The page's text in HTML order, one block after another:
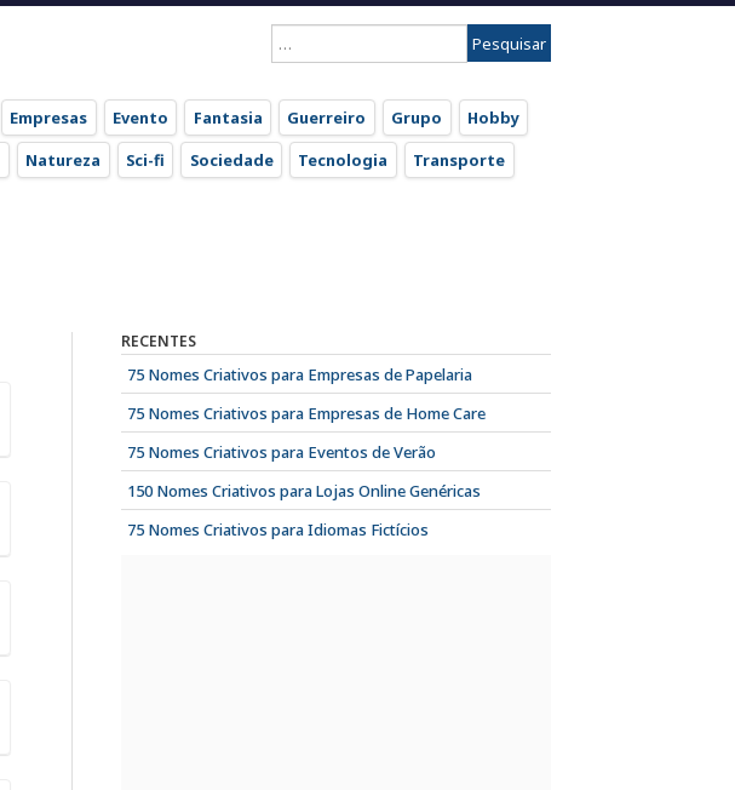
por:
Empresas Evento Fantasia Guerreiro Grupo
Hobby
Natureza Sci-fi Sociedade Tecnologia Transporte
RECENTES
75 Nomes Criativos para Empresas de Papelaria
75 Nomes Criativos para Empresas de Home Care
75 Nomes Criativos para Eventos de Verão
150 Nomes Criativos para Lojas Online Genéricas
75 Nomes Criativos para Idiomas Fictícios